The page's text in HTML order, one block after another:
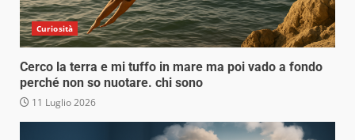
Curiosità
Cerco la terra e mi tuffo in mare ma poi vado a fondo
perché non so nuotare. chi sono
11 Luglio 2026